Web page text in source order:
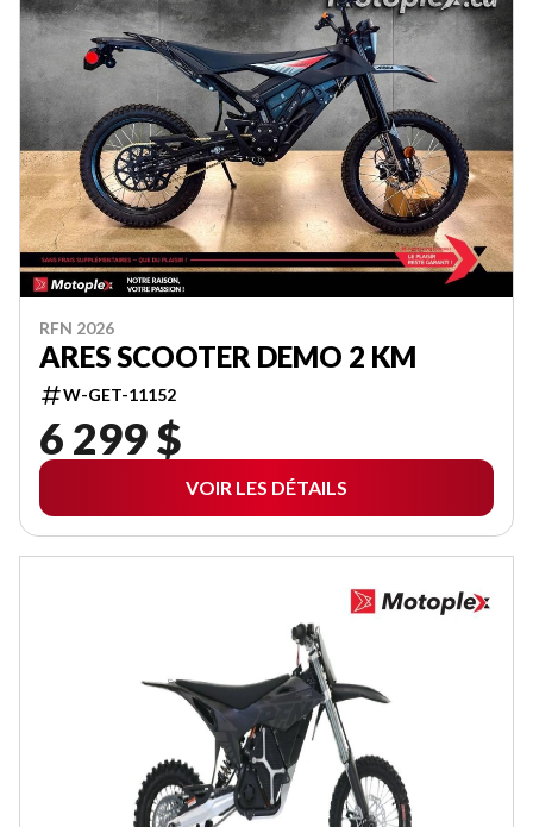
RFN 2026
ARES SCOOTER DEMO 2 KM
W-GET-11152
6 299 $
VOIR LES DÉTAILS